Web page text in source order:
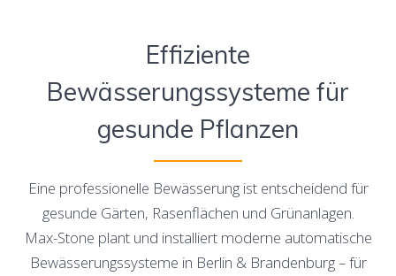
Effiziente
Bewässerungssysteme für
gesunde Pflanzen
Eine professionelle Bewässerung ist entscheidend für
gesunde Gärten, Rasenflächen und Grünanlagen.
Max-Stone plant und installiert moderne automatische
Bewässerungssysteme in Berlin & Brandenburg – für